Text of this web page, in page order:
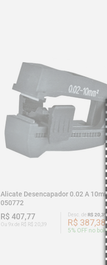
Alicate Desencapador 0.02 A
050772
R$ 407,77
Ou 9x de R$ R$ 20,39
Desc. de R$ 20,39
R$ 387,38
5% OFF no